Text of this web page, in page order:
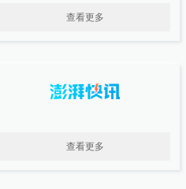
查看更多
查看更多